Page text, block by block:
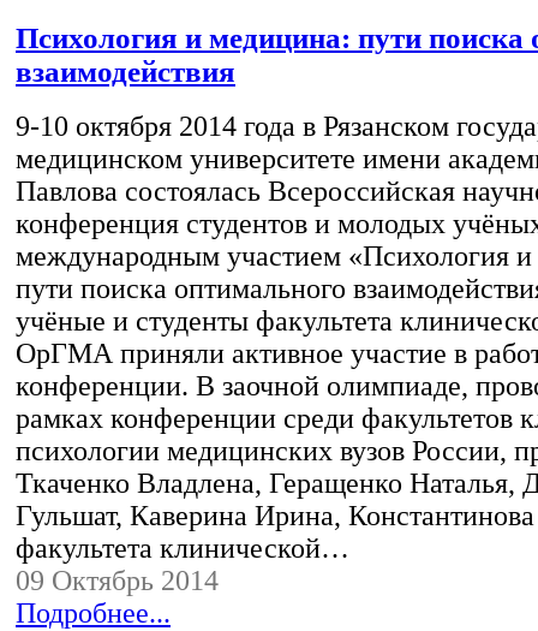
Психология и медицина: пути поиска
взаимодействия
9-10 октября 2014 года в Рязанском
медицинском университете имени
Павлова состоялась Всероссийская
конференция студентов и молодых
международным участием «Психология
пути поиска оптимального
учёные и студенты факультета
ОрГМА приняли активное участие в
конференции. В заочной олимпиаде,
рамках конференции среди факультетов
психологии медицинских вузов России,
Ткаченко Владлена, Геращенко Наталья,
Гульшат, Каверина Ирина,
факультета клинической…
09 Октябрь 2014
Подробнее...